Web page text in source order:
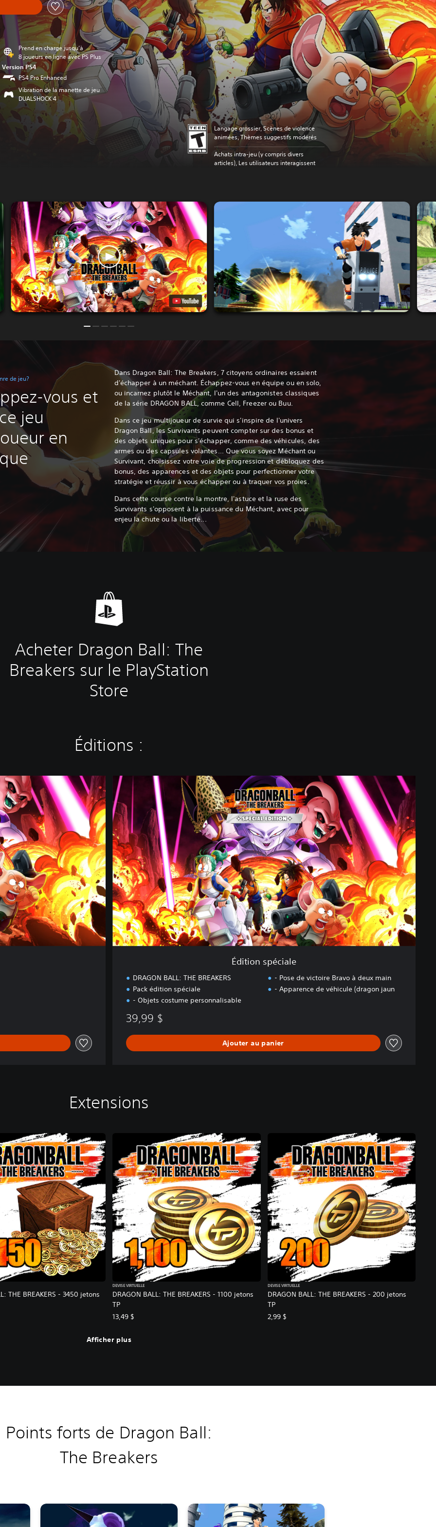
Prend en charge jusqu’à
8 joueurs en ligne avec PS Plus
Version PS4
PS4 Pro Enhanced
Vibration de la manette de jeu
DUALSHOCK 4
Langage grossier, Scènes de violence
animées, Thèmes suggestifs modérés
Achats intra-jeu (y compris divers
articles), Les utilisateurs interagissent
de jeu?
vous et
jeu
en
Dans Dragon Ball: The Breakers, 7 citoyens ordinaires essaient
d'échapper à un méchant. Échappez-vous en équipe ou en solo,
ou incarnez plutôt le Méchant, l'un des antagonistes classiques
de la série DRAGON BALL, comme Cell, Freezer ou Buu.
Dans ce jeu multijoueur de survie qui s'inspire de l'univers
Dragon Ball, les Survivants peuvent compter sur des bonus et
des objets uniques pour s'échapper, comme des véhicules, des
armes ou des capsules volantes... Que vous soyez Méchant ou
Survivant, choisissez votre voie de progression et débloquez des
bonus, des apparences et des objets pour perfectionner votre
stratégie et réussir à vous échapper ou à traquer vos proies.
Dans cette course contre la montre, l'astuce et la ruse des
Survivants s'opposent à la puissance du Méchant, avec pour
enjeu la chute ou la liberté...
Acheter Dragon Ball: The
Breakers sur le PlayStation
Store
Éditions :
d
i
t
i
o
n
s
p
é
c
i
a
l
e
Édition spéciale
DRAGON BALL: THE BREAKERS
Pack édition spéciale
- Objets costume personnalisable
- Pose de victoire Bravo à deux main
- Apparence de véhicule (dragon jaun
39,99 $
Ajouter au panier
Extensions
THE BREAKERS - 3450 jetons
DRAGON BALL: THE BREAKERS - 1100 jetons
TP
DEVISE VIRTUELLE
13,49 $
DRAGON BALL: THE BREAKERS - 200 jetons
TP
DEVISE VIRTUELLE
2,99 $
Afficher plus
Points forts de Dragon Ball:
The Breakers